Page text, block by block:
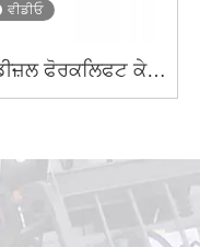
ਵੀਡੀਓ
ਫੋਰਕਲਿਫਟ ਕੇ
ਸੀਰੀਜ਼